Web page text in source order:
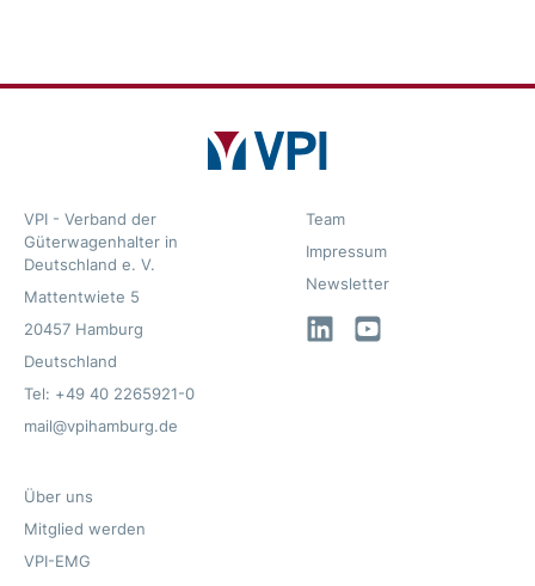
VPI - Verband der
Güterwagenhalter in
Deutschland e. V.
Mattentwiete 5
20457 Hamburg
Deutschland
Tel: +49 40 2265921-0
mail@vpihamburg.de
Team
Impressum
Newsletter
LinkedInYouTube
Über uns
Mitglied werden
VPI-EMG